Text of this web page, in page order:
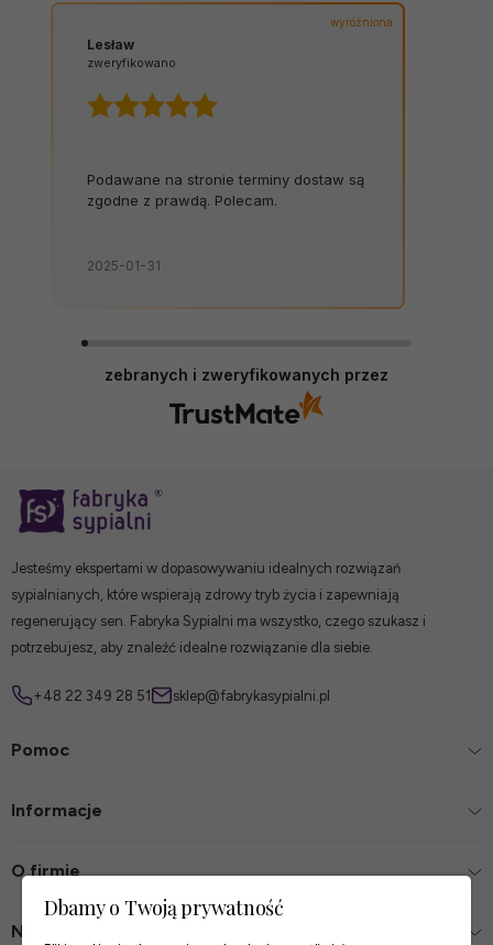
wyróżniona
Lesław
zweryfikowano
Podawane na stronie terminy dostaw są
zgodne z prawdą. Polecam.
2025-01-31
zebranych i zweryfikowanych przez
Jesteśmy ekspertami w dopasowywaniu idealnych rozwiązań
sypialnianych, które wspierają zdrowy tryb życia i zapewniają
regenerujący sen. Fabryka Sypialni ma wszystko, czego szukasz i
potrzebujesz, aby znaleźć idealne rozwiązanie dla siebie.
+48 22 349 28 51 sklep@fabrykasypialni.pl
Pomoc
Informacje
O firmie
Nasze sklepy
Dbamy o Twoją prywatność